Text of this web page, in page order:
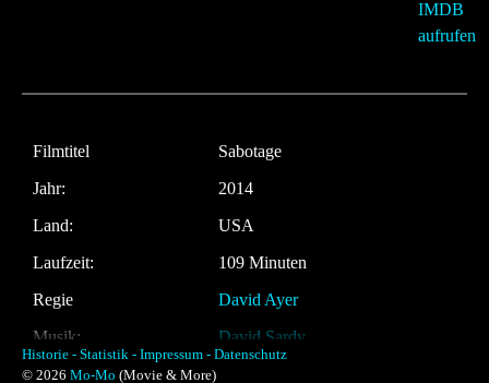
Filmtitel
Sabotage
Jahr:
2014
Land:
USA
Laufzeit:
109 Minuten
Regie
David Ayer
Musik:
David Sardy
Historie - Statistik - Impressum - Datenschutz
© 2026 Mo-Mo (Movie & More)